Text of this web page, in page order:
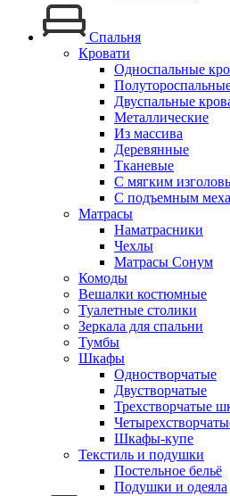
Спальня
Кровати
Односпальные
Двуспальные
Металлические
Из массива
Деревянные
Тканевые
С мягким
С подъемным
Матрасы
Наматрасники
Чехлы
Матрасы Сонум
Комоды
Вешалки костюмные
Туалетные столики
Зеркала для спальни
Тумбы
Шкафы
Одностворчатые
Двустворчатые
Трехстворчатые
Шкафы-купе
Текстиль и подушки
Постельное бельё
Подушки и одеяла